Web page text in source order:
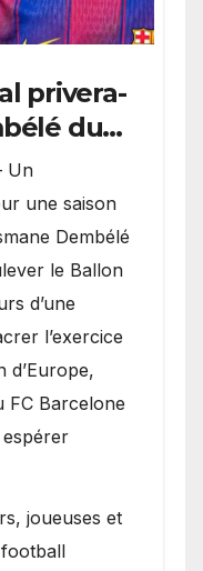
privera-
du
Un
une saison
Dembélé
le Ballon
d’une
l’exercice
d’Europe,
FC Barcelone
espérer
joueuses et